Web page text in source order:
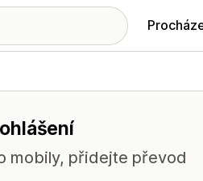
mobily, přidejte převod